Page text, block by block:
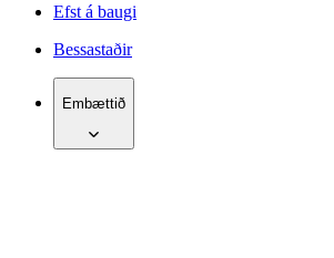
Efst á baugi
Bessastaðir
Embættið